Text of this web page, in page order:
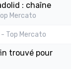
: chaîne
Mercato
- Top Mercato
trouvé pour